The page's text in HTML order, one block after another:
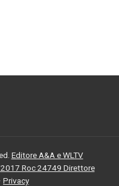
Editore A&A e WLTV
Roc 24749 Direttore
· Privacy